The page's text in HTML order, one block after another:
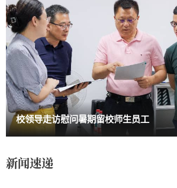
校领导走访慰问暑期留校师生员工
新闻速递